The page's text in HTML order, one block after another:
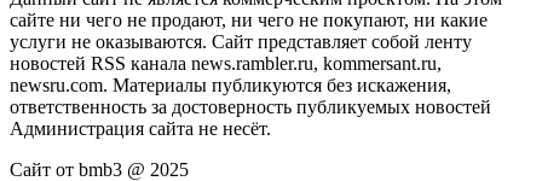
сайте ни чего не продают, ни чего не покупают, ни какие
услуги не оказываются. Сайт представляет собой ленту
новостей RSS канала news.rambler.ru, kommersant.ru,
newsru.com. Материалы публикуются без искажения,
ответственность за достоверность публикуемых новостей
Администрация сайта не несёт.
Сайт от bmb3 @ 2025